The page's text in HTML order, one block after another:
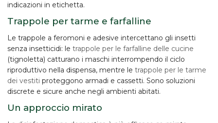
indicazioni in etichetta.
Trappole per tarme e farfalline
Le trappole a feromoni e adesive intercettano gli insetti
senza insetticidi: le trappole per le farfalline delle cucine
(tignoletta) catturano i maschi interrompendo il ciclo
riproduttivo nella dispensa, mentre le trappole per le tarme
dei vestiti proteggono armadi e cassetti. Sono soluzioni
discrete e sicure anche negli ambienti abitati.
Un approccio mirato